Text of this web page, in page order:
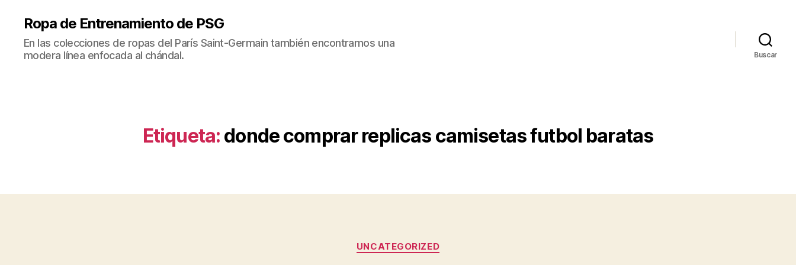
Ropa de Entrenamiento de PSG
En las colecciones de ropas del París Saint-Germain también encontramos una
modera línea enfocada al chándal.
Buscar
Etiqueta: donde comprar replicas camisetas futbol baratas
Categorías
UNCATEGORIZED